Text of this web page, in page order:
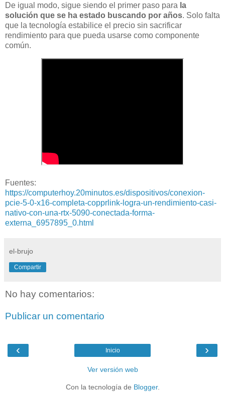
De igual modo, sigue siendo el primer paso para la
solución que se ha estado buscando por años. Solo falta
que la tecnología estabilice el precio sin sacrificar
rendimiento para que pueda usarse como componente
común.
Fuentes:
https://computerhoy.20minutos.es/dispositivos/conexion-
pcie-5-0-x16-completa-copprlink-logra-un-rendimiento-casi-
nativo-con-una-rtx-5090-conectada-forma-
externa_6957895_0.html
el-brujo
Compartir
No hay comentarios:
Publicar un comentario
‹ ›
Inicio
Ver versión web
Con la tecnología de Blogger.